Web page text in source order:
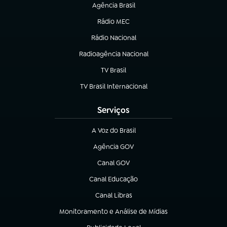
Agência Brasil
(abre em nova aba)
Rádio MEC
(abre em nova aba)
Rádio Nacional
Radioagência Nacional
(abre em nova aba)
TV Brasil
(abre em nova aba)
TV Brasil Internacional
(abre em nova aba)
Serviços
A Voz do Brasil
(abre em nova aba)
Agência GOV
(abre em nova aba)
Canal GOV
(abre em nova aba)
Canal Educação
(abre em nova aba)
Canal Libras
(abre em nova aba)
Monitoramento e Análise de Mídias
(abre em nova aba)